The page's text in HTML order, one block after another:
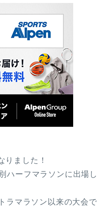
りました！
ハーフマラソンに出場し
ラマラソン以来の大会で